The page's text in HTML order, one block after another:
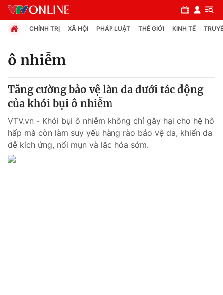
Chuyên mục
Chính trị
Xã hội
Pháp luật
CHÍNH TRỊ XÃ HỘI PHÁP LUẬT THẾ GIỚI KINH TẾ
ô nhiễm
Tăng cường bảo vệ làn da dưới tác động
của khói bụi ô nhiễm
VTV.vn - Khói bụi ô nhiễm không chỉ gây hại cho hệ hô
hấp mà còn làm suy yếu hàng rào bảo vệ da, khiến da
dễ kích ứng, nổi mụn và lão hóa sớm.